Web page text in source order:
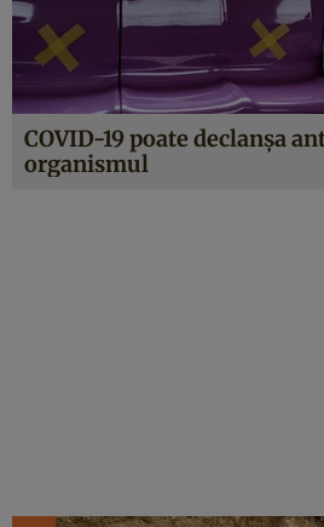
COVID-19 poate declanșa
organismul